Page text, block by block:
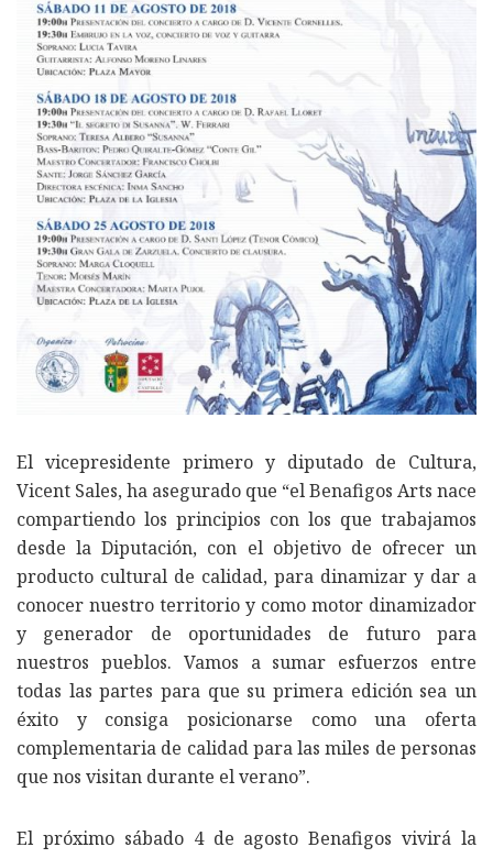
El vicepresidente primero y diputado de Cultura,
Vicent Sales, ha asegurado que “el Benafigos Arts nace
compartiendo los principios con los que trabajamos
desde la Diputación, con el objetivo de ofrecer un
producto cultural de calidad, para dinamizar y dar a
conocer nuestro territorio y como motor dinamizador
y generador de oportunidades de futuro para
nuestros pueblos. Vamos a sumar esfuerzos entre
todas las partes para que su primera edición sea un
éxito y consiga posicionarse como una oferta
complementaria de calidad para las miles de personas
que nos visitan durante el verano”.
El próximo sábado 4 de agosto Benafigos vivirá la